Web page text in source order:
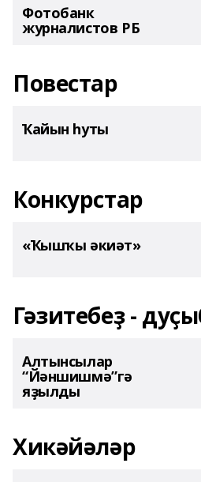
Фотобанк
журналистов РБ
Повестар
Ҡайын һуты
Конкурстар
«Ҡышҡы әкиәт»
Гәзитебеҙ -
Алтынсылар
“Йәншишмә”гә
яҙылды
Хикәйәләр